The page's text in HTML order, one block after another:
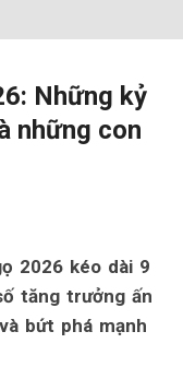
Những kỷ
những con
2026 kéo dài 9
tăng trưởng ấn
bứt phá mạnh